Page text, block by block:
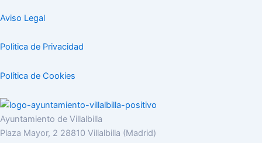
Aviso Legal
Politica de Privacidad
Política de Cookies
Ayuntamiento de Villalbilla
Plaza Mayor, 2 28810 Villalbilla (Madrid)